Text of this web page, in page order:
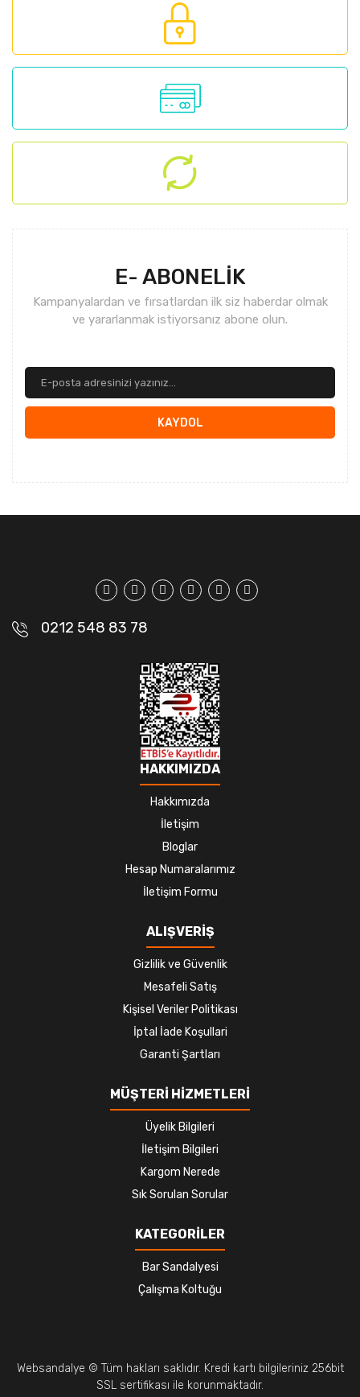
Ürün açıklamasında eksik bilgiler bulunuyor.
Ürün bilgilerinde hatalar bulunuyor.
Bu ürüne benzer farklı alternatifler olmalı.
E- ABONELİK
Kampanyalardan ve fırsatlardan ilk siz haberdar olmak
ve yararlanmak istiyorsanız abone olun.
KAYDOL
0212 548 83 78
HAKKIMIZDA
Hakkımızda
İletişim
Bloglar
Hesap Numaralarımız
İletişim Formu
ALIŞVERİŞ
Gizlilik ve Güvenlik
Mesafeli Satış
Kişisel Veriler Politikası
İptal İade Koşullari
Garanti Şartları
MÜŞTERİ HİZMETLERİ
Üyelik Bilgileri
İletişim Bilgileri
Kargom Nerede
Sık Sorulan Sorular
KATEGORİLER
Bar Sandalyesi
Çalışma Koltuğu
Websandalye © Tüm hakları saklıdır. Kredi kartı bilgileriniz 256bit
SSL sertifikası ile korunmaktadır.